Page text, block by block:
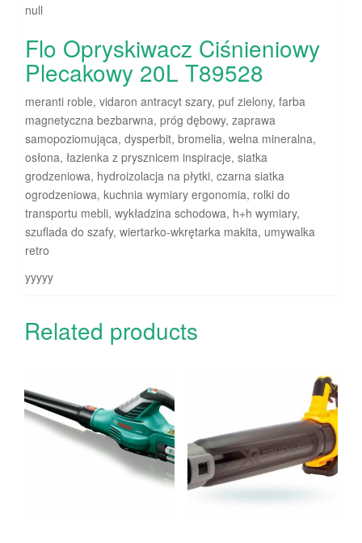
null
Flo Opryskiwacz Ciśnieniowy
Plecakowy 20L T89528
meranti roble, vidaron antracyt szary, puf zielony, farba
magnetyczna bezbarwna, próg dębowy, zaprawa
samopoziomująca, dysperbit, bromelia, welna mineralna,
osłona, łazienka z prysznicem inspiracje, siatka
grodzeniowa, hydroizolacja na płytki, czarna siatka
ogrodzeniowa, kuchnia wymiary ergonomia, rolki do
transportu mebli, wykładzina schodowa, h+h wymiary,
szuflada do szafy, wiertarko-wkrętarka makita, umywalka
retro
yyyyy
Related products